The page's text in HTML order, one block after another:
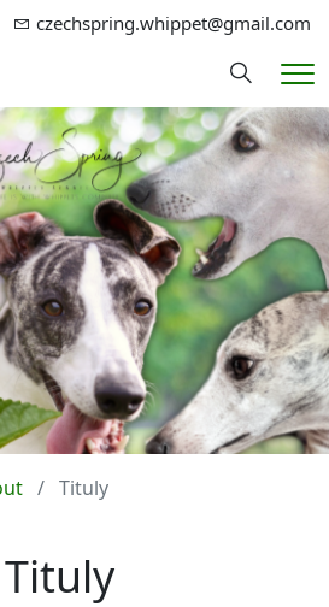
czechspring.whippet@gmail.com
Hledání
Tituly
Tituly